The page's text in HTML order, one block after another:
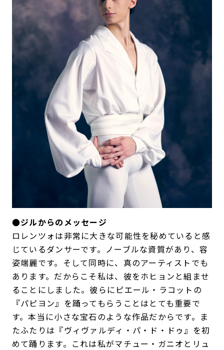
●ジルからのメッセージ
ロレンツォは非常に大きな可能性を秘めていると感
じているダンサーです。ノーブルな資質があり、容
姿端麗です。そして同時に、真のアーティストでも
あります。だからこそ私は、彼をホヒョンと組ませ
ることにしました。彼らにピエール・ラコットの
『パピヨン』を踊ってもらうことはとても重要で
す。本当に小さな宝石のような作品だからです。ま
たふたりは『ヴィヴァルディ・パ・ド・ドゥ』を初
めて踊ります。これは私がマチュー・ガニオとリュ